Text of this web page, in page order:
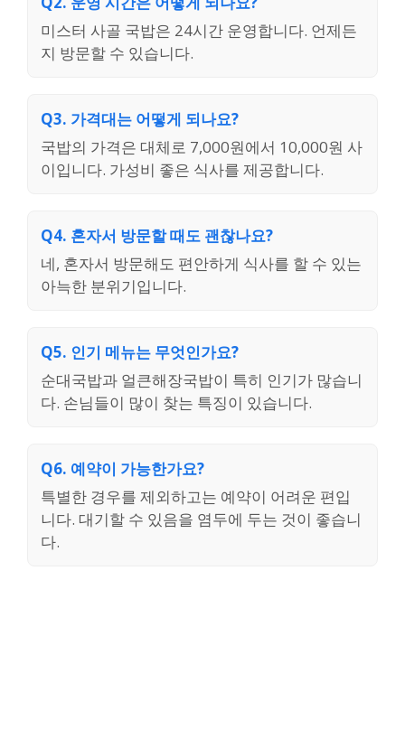
미스터 사골 국밥은 24시간 운영합니다. 언제든
지 방문할 수 있습니다.
Q3. 가격대는 어떻게 되나요?
국밥의 가격은 대체로 7,000원에서 10,000원 사
이입니다. 가성비 좋은 식사를 제공합니다.
Q4. 혼자서 방문할 때도 괜찮나요?
네, 혼자서 방문해도 편안하게 식사를 할 수 있는
아늑한 분위기입니다.
Q5. 인기 메뉴는 무엇인가요?
순대국밥과 얼큰해장국밥이 특히 인기가 많습니
다. 손님들이 많이 찾는 특징이 있습니다.
Q6. 예약이 가능한가요?
특별한 경우를 제외하고는 예약이 어려운 편입
니다. 대기할 수 있음을 염두에 두는 것이 좋습니
다.